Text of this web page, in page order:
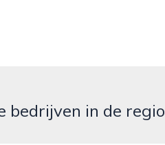
bedrijven in de regio